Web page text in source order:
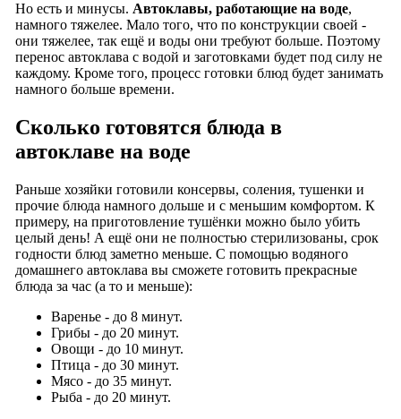
Но есть и минусы. Автоклавы, работающие на воде,
намного тяжелее. Мало того, что по конструкции своей -
они тяжелее, так ещё и воды они требуют больше. Поэтому
перенос автоклава с водой и заготовками будет под силу не
каждому. Кроме того, процесс готовки блюд будет занимать
намного больше времени.
Сколько готовятся блюда в
автоклаве на воде
Раньше хозяйки готовили консервы, соления, тушенки и
прочие блюда намного дольше и с меньшим комфортом. К
примеру, на приготовление тушёнки можно было убить
целый день! А ещё они не полностью стерилизованы, срок
годности блюд заметно меньше. С помощью водяного
домашнего автоклава вы сможете готовить прекрасные
блюда за час (а то и меньше):
Варенье - до 8 минут.
Грибы - до 20 минут.
Овощи - до 10 минут.
Птица - до 30 минут.
Мясо - до 35 минут.
Рыба - до 20 минут.